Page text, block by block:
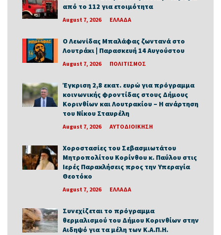
από το 112 για ετοιμότητα
August 7, 2026 ΕΛΛΑΔΑ
Ο Λεωνίδας Μπαλάφας ζωντανά στο
Λουτράκι | Παρασκευή 14 Αυγούστου
August 7, 2026 ΠΟΛΙΤΙΣΜΟΣ
Έγκριση 2,8 εκατ. ευρώ για πρόγραμμα
κοινωνικής φροντίδας στους Δήμους
Κορινθίων και Λουτρακίου – Η ανάρτηση
του Νίκου Σταυρέλη
August 7, 2026 ΑΥΤΟΔΙΟΙΚΗΣΗ
Χοροστασίες του Σεβασμιωτάτου
Μητροπολίτου Κορίνθου κ. Παύλου στις
Ιερές Παρακλήσεις προς την Υπεραγία
Θεοτόκο
August 7, 2026 ΕΛΛΑΔΑ
Συνεχίζεται το πρόγραμμα
θερμαλισμού του Δήμου Κορινθίων στην
Αιδηψό για τα μέλη των Κ.Α.Π.Η.